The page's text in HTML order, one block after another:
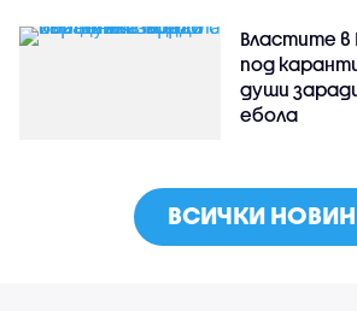
Властите в
под
души
ебола
ВСИЧКИ